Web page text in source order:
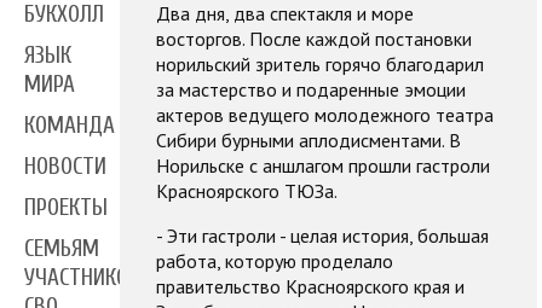
БУКХОЛЛ
ЯЗЫК
МИРА
КОМАНДА
НОВОСТИ
ПРОЕКТЫ
СЕМЬЯМ
УЧАСТНИКОВ
Два дня, два спектакля и море
восторгов. После каждой постановки
норильский зритель горячо благодарил
за мастерство и подаренные эмоции
актеров ведущего молодежного театра
Сибири бурными аплодисментами. В
Норильске с аншлагом прошли гастроли
Красноярского ТЮЗа.
- Эти гастроли - целая история, большая
работа, которую проделало
правительство Красноярского края и